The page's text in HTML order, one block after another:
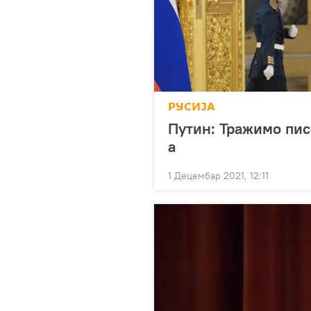
РУСИЈА
Путин: Тражимо
а
1 Децембар 2021, 12:11